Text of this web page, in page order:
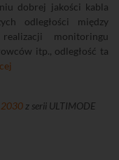
dobrej jakości kabla
odległości między
monitoringu
itp., odległość ta
z serii ULTIMODE